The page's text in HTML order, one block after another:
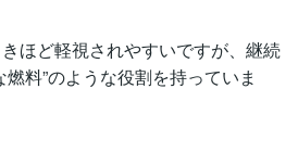
ほど軽視されやすいですが、継続
料”のような役割を持っていま